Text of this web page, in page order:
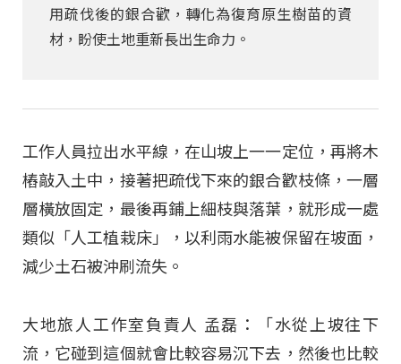
用疏伐後的銀合歡，轉化為復育原生樹苗的資
材，盼使土地重新長出生命力。
工作人員拉出水平線，在山坡上一一定位，再將木
樁敲入土中，接著把疏伐下來的銀合歡枝條，一層
層橫放固定，最後再鋪上細枝與落葉，就形成一處
類似「人工植栽床」，以利雨水能被保留在坡面，
減少土石被沖刷流失。​
大地旅人工作室負責人 孟磊：「水從上坡往下
流，它碰到這個就會比較容易沉下去，然後也比較